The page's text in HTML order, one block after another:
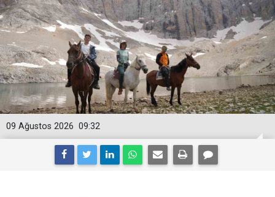
09:32
09 Ağustos 2026